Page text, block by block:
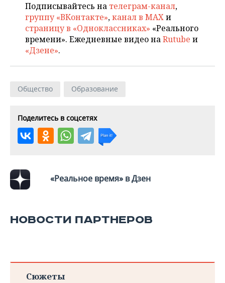
Подписывайтесь на телеграм-канал,
группу «ВКонтакте»,канал в MAXи
страницу в «Одноклассниках» «Реального
времени». Ежедневные видео наRutube и
«Дзене».
Общество Образование
Поделитесь в соцсетях
«Реальное время» в Дзен
НОВОСТИ ПАРТНЕРОВ
Сюжеты